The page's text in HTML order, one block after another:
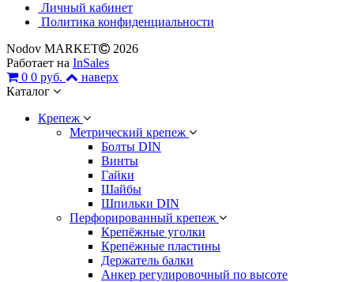
Личный кабинет
Политика конфиденциальности
Nodov MARKET
2026
Работает на InSales
0 0 руб.
наверх
Каталог
Крепеж
Метрический крепеж
Болты DIN
Винты
Гайки
Шайбы
Шпильки DIN
Перфорированный крепеж
Крепёжные уголки
Крепёжные пластины
Держатель балки
Анкер регулировочный по высоте